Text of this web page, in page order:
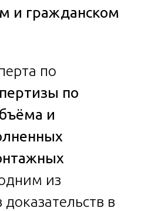
и гражданском
по
по
и
из
в